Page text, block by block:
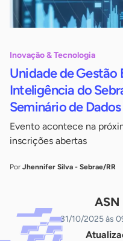
Inovação & Tecnologia
Unidade de Gestão
Inteligência do
Seminário de Dados
Evento acontece na
inscrições abertas
Por Jhennifer Silva - Sebrae/RR
ASN
31/10/2025 às